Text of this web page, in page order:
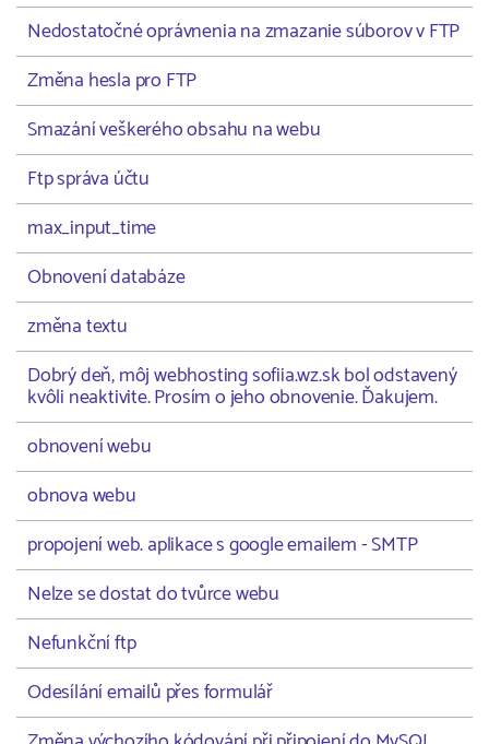
Nedostatočné oprávnenia na zmazanie súborov v FTP
Změna hesla pro FTP
Smazání veškerého obsahu na webu
Ftp správa účtu
max_input_time
Obnovení databáze
změna textu
Dobrý deň, môj webhosting sofiia.wz.sk bol odstavený
kvôli neaktivite. Prosím o jeho obnovenie. Ďakujem.
obnovení webu
obnova webu
propojení web. aplikace s google emailem - SMTP
Nelze se dostat do tvůrce webu
Nefunkční ftp
Odesílání emailů přes formulář